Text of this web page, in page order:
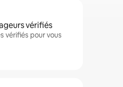
vérifiés
vérifiés pour vous